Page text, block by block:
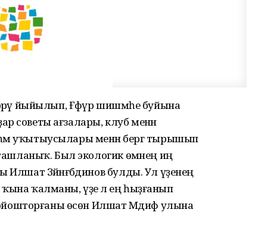
йыйылып, Ғәфүр шишмәһе буйына
советы ағзалары, клуб менән
һәм уҡытыусылары менән бергә тырышып
Был экологик өмәнең иң
Зәйнәғәбдинов булды. Ул үҙенең
ҡалманы, үҙе лә ең һыҙғанып
өсөн Илшат Мәдиф улына